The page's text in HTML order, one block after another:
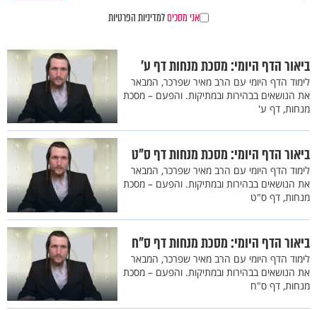
אני מסכיםלמדיניות הפרטיות
ביאור הדף היומי: מסכת מנחות דף ע'
לימוד הדף היומי עם הרב מאיר שפרכר, המבאר
את הנושאים בבהירות ובמתיקות. והפעם – מסכת
מנחות, דף ע'
ביאור הדף היומי: מסכת מנחות דף ס"ט
לימוד הדף היומי עם הרב מאיר שפרכר, המבאר
את הנושאים בבהירות ובמתיקות. והפעם – מסכת
מנחות, דף ס"ט
ביאור הדף היומי: מסכת מנחות דף ס"ח
לימוד הדף היומי עם הרב מאיר שפרכר, המבאר
את הנושאים בבהירות ובמתיקות. והפעם – מסכת
מנחות, דף ס"ח